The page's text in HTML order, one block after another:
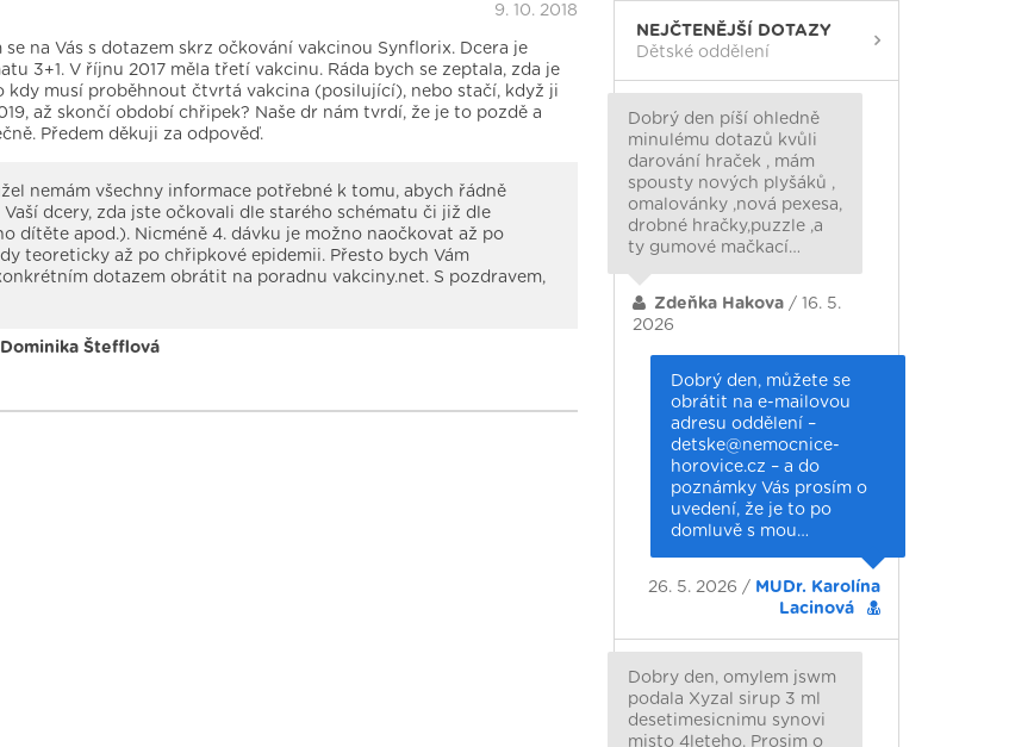
9. 10. 2018
se na Vás s dotazem skrz očkování vakcinou Synflorix. Dcera je
3+1. V říjnu 2017 měla třetí vakcinu. Ráda bych se zeptala, zda je
kdy musí proběhnout čtvrtá vakcina (posilující), nebo stačí, když ji
až skončí období chřipek? Naše dr nám tvrdí, že je to pozdě a
Předem děkuji za odpověď.
nemám všechny informace potřebné k tomu, abych řádně
dcery, zda jste očkovali dle starého schématu či již dle
dítěte apod.). Nicméně 4. dávku je možno naočkovat až po
teoreticky až po chřipkové epidemii. Přesto bych Vám
dotazem obrátit na poradnu vakciny.net. S pozdravem,
Dominika Štefflová
NEJČTENĚJŠÍ DOTAZY
Dětské oddělení
Dobrý den píší ohledně
minulému dotazů kvůli
darování hraček , mám
spousty nových plyšáků ,
omalovánky ,nová pexesa,
drobné hračky,puzzle ,a
ty gumové mačkací…
Zdeňka Hakova / 16. 5.
2026
Dobrý den, můžete se
obrátit na e-mailovou
adresu oddělení –
detske@nemocnice-
horovice.cz – a do
poznámky Vás prosím o
uvedení, že je to po
domluvě s mou…
26. 5. 2026 / MUDr. Karolína
Lacinová
Dobry den, omylem jswm
podala Xyzal sirup 3 ml
desetimesicnimu synovi
misto 4leteho. Prosim o